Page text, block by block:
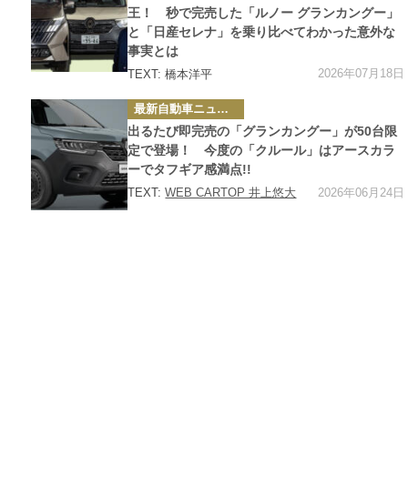
ー
王！ 秒で完売した「ルノー グランカングー」
と「日産セレナ」を乗り比べてわかった意外な
事実とは
TEXT: 橋本洋平 2026年07月18日
カ
テ
ゴ
リ
ー
最新自動車ニュース
出るたび即完売の「グランカングー」が50台限
定で登場！ 今度の「クルール」はアースカラ
ーでタフギア感満点!!
TEXT:WEB CARTOP 井上悠大 2026年06月24日